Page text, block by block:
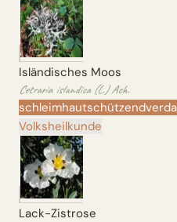
Isländisches Moos
Cetraria islandica (L.) Ach.
schleimhautschützend
Volksheilkunde
Lack-Zistrose